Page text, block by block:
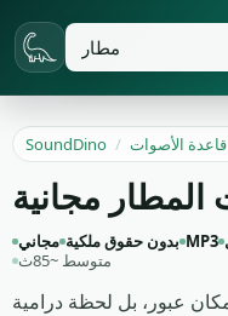
SoundDino / قاعدة الأصوات
مجانية
مجاني بدون حقوق ملكية MP3
متوسط ~85ث
عبور، بل لحظة درامية